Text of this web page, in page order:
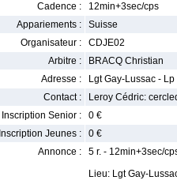
Cadence :
12min+3sec/cps
Appariements :
Suisse
Organisateur :
CDJE02
Arbitre :
BRACQ Christian
Adresse :
Lgt Gay-Lussac -
Contact :
Leroy Cédric:
Inscription Senior :
0 €
Inscription Jeunes :
0 €
Annonce :
5 r. - 12min+3sec/
Lieu: Lgt Gay-